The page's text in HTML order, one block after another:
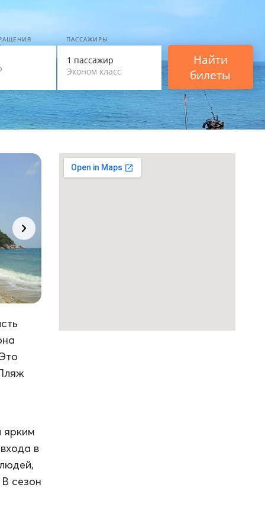
ПАССАЖИРЫ
1 пассажир
Эконом класс
Найти
билеты
ярким
в
сезон